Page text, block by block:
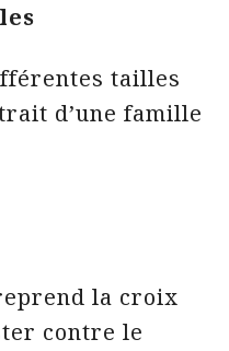
tailles
d’une famille
la croix
contre le